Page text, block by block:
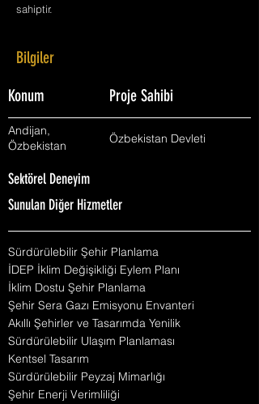
sahiptir.
Bilgiler
Konum Proje Sahibi
Andijan,
Özbekistan
Özbekistan Devleti
Sektörel Deneyim
Sunulan Diğer Hizmetler
Sürdürülebilir Şehir Planlama
İDEP İklim Değişikliği Eylem Planı
İklim Dostu Şehir Planlama
Şehir Sera Gazı Emisyonu Envanteri
Akıllı Şehirler ve Tasarımda Yenilik
Sürdürülebilir Ulaşım Planlaması
Kentsel Tasarım
Sürdürülebilir Peyzaj Mimarlığı
Şehir Enerji Verimliliği